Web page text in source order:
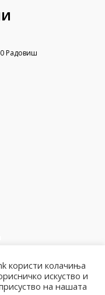
Радовиш
користи колачиња
искуство и
на нашата